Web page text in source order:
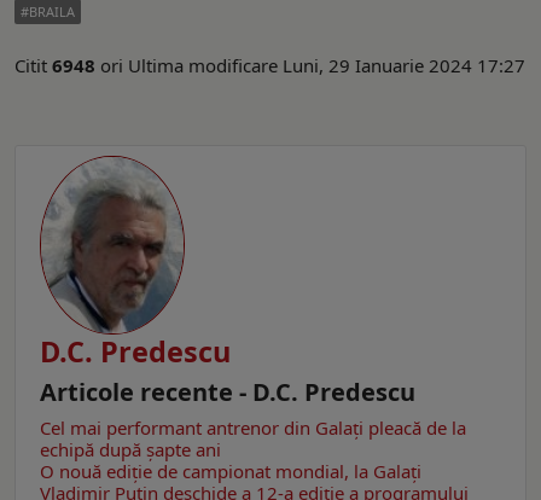
BRAILA
Citit 6948 ori Ultima modificare Luni, 29 Ianuarie 2024 17:27
D.C. Predescu
Articole recente - D.C. Predescu
Cel mai performant antrenor din Galaţi pleacă de la
echipă după şapte ani
O nouă ediţie de campionat mondial, la Galaţi
Vladimir Putin deschide a 12-a ediție a programului